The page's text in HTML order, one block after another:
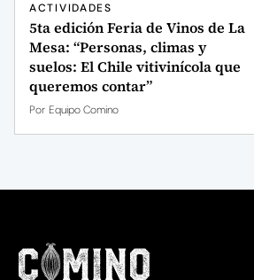
ACTIVIDADES
5ta edición Feria de Vinos de La
Mesa: “Personas, climas y
suelos: El Chile vitivinícola que
queremos contar”
Por Equipo Comino